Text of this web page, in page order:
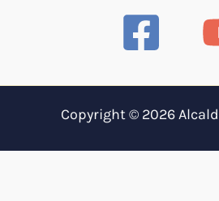
Copyright © 2026